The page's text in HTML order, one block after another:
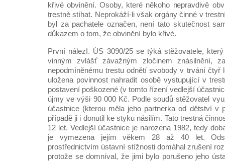
křivé obvinění. Osoby, které někoho nepravdivě
trestně stíhat. Neprokáží-li však orgány činné v
byl za pachatele označen, není tato skutečnost
důkazem o tom, že obvinění bylo křivé.
První nálezI. ÚS 3090/25 se týká stěžovatele,
vinným zvlášť závažným zločinem znásilnění,
nepodmíněnému trestu odnětí svobody v trvání čtyř
uložena povinnost nahradit osobě vystupující v
postavení poškozené (v tomto řízení vedlejší
újmy ve výši 90 000 Kč. Podle soudů stěžovatel
účastnice (kterou měla jeho partnerka od dětství v
případě ji i donutil ke styku násilím. Tato trestná
12 let. Vedlejší účastnice je narozena 1982, tedy
je vymezena jejím věkem 28 až 40 let.
prostřednictvím ústavní stížnosti domáhal zrušení
protože se domníval, že jimi bylo porušeno jeho